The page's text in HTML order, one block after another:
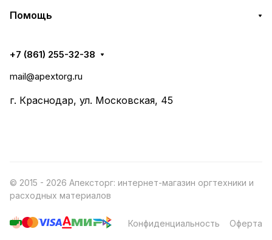
Помощь
+7 (861) 255-32-38
mail@apextorg.ru
г. Краснодар, ул. Московская, 45
© 2015 - 2026 Апексторг: интернет-магазин оргтехники и
расходных материалов
Конфиденциальность Оферта